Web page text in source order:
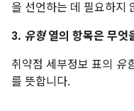
을 선언하는 데 필요하지
3. 유형열의 항목은 무엇
취약점 세부정보 표의 유
를 뜻합니다.